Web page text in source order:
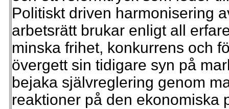
Politiskt driven harmonisering
arbetsrätt brukar enligt all
minska frihet, konkurrens och
övergett sin tidigare syn på
bejaka självreglering genom
reaktioner på den ekonomiska